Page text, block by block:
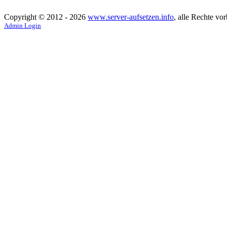
Copyright © 2012 - 2026 www.server-aufsetzen.info, alle Rechte
Admin Login